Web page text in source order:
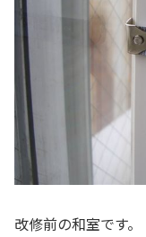
改修前の和室です。